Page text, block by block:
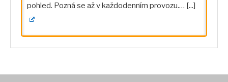
pohled. Pozná se až v každodenním provozu.… [...]